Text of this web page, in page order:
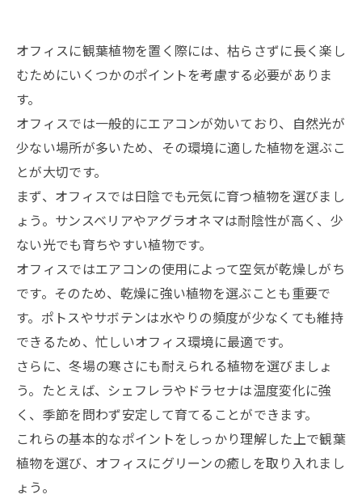
オフィスに観葉植物を置く際には、枯らさずに長く楽し
むためにいくつかのポイントを考慮する必要がありま
す。
オフィスでは一般的にエアコンが効いており、自然光が
少ない場所が多いため、その環境に適した植物を選ぶこ
とが大切です。
まず、オフィスでは日陰でも元気に育つ植物を選びまし
ょう。サンスベリアやアグラオネマは耐陰性が高く、少
ない光でも育ちやすい植物です。
オフィスではエアコンの使用によって空気が乾燥しがち
です。そのため、乾燥に強い植物を選ぶことも重要で
す。ポトスやサボテンは水やりの頻度が少なくても維持
できるため、忙しいオフィス環境に最適です。
さらに、冬場の寒さにも耐えられる植物を選びましょ
う。たとえば、シェフレラやドラセナは温度変化に強
く、季節を問わず安定して育てることができます。
これらの基本的なポイントをしっかり理解した上で観葉
植物を選び、オフィスにグリーンの癒しを取り入れまし
ょう。